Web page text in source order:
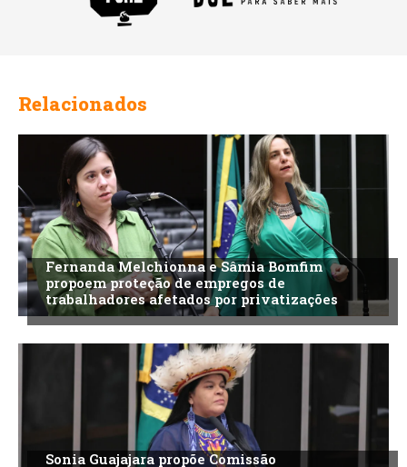
Relacionados
Fernanda Melchionna e Sâmia Bomfim
propoem proteção de empregos de
trabalhadores afetados por privatizações
Sonia Guajajara propõe Comissão